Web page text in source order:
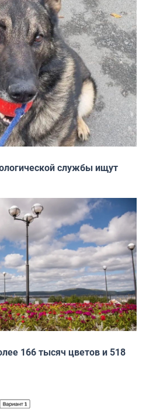
службы ищут
166 тысяч цветов и 518